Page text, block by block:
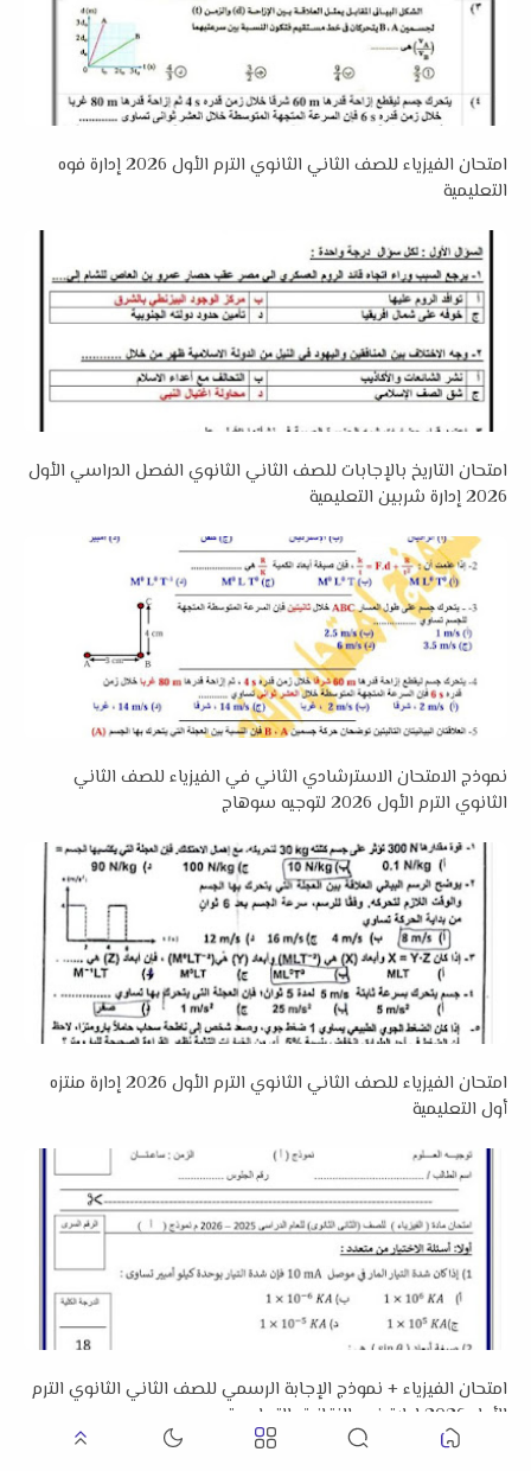
امتحان الفيزياء للصف الثاني الثانوي الترم الأول 2026 إدارة فوه
التعليمية
امتحان التاريخ بالإجابات للصف الثاني الثانوي الفصل الدراسي الأول
2026 إدارة شربين التعليمية
نموذج الامتحان الاسترشادي الثاني في الفيزياء للصف الثاني
الثانوي الترم الأول 2026 لتوجيه سوهاج
امتحان الفيزياء للصف الثاني الثانوي الترم الأول 2026 إدارة منتزه
أول التعليمية
امتحان الفيزياء + نموذج الإجابة الرسمي للصف الثاني الثانوي الترم
الأول 2026 إدارة غرب الزقازيق التعليمية